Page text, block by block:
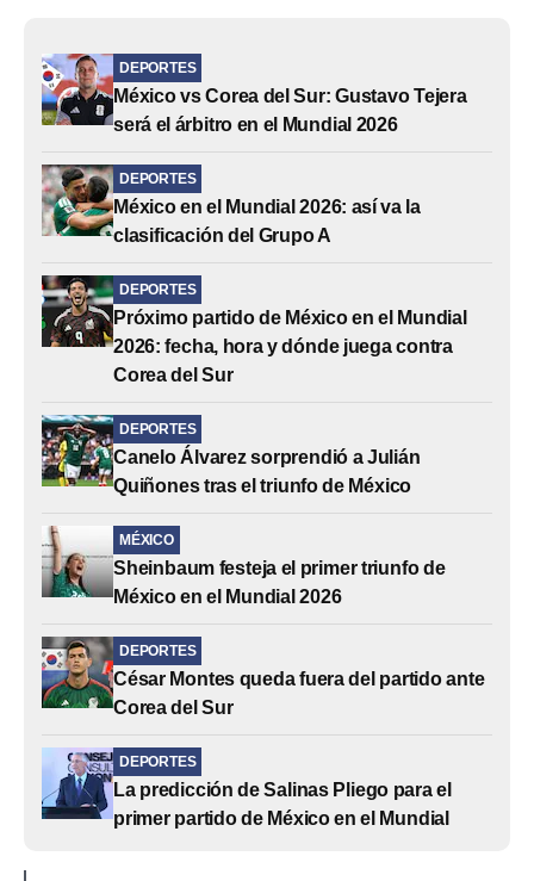
DEPORTES
México vs Corea del Sur: Gustavo Tejera
será el árbitro en el Mundial 2026
DEPORTES
México en el Mundial 2026: así va la
clasificación del Grupo A
DEPORTES
Próximo partido de México en el Mundial
2026: fecha, hora y dónde juega contra
Corea del Sur
DEPORTES
Canelo Álvarez sorprendió a Julián
Quiñones tras el triunfo de México
MÉXICO
Sheinbaum festeja el primer triunfo de
México en el Mundial 2026
DEPORTES
César Montes queda fuera del partido ante
Corea del Sur
DEPORTES
La predicción de Salinas Pliego para el
primer partido de México en el Mundial